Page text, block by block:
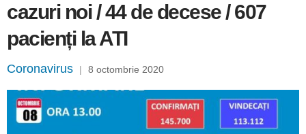
cazuri noi / 44 de decese / 607
pacienți la ATI
Coronavirus | 8 octombrie 2020